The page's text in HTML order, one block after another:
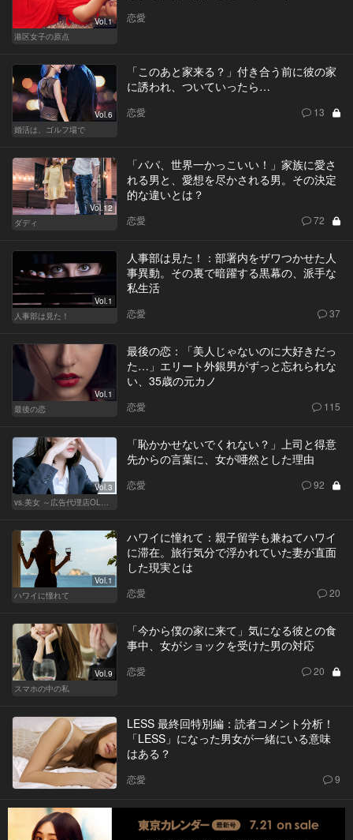
Vol.1
港区女子の原点
恋愛
Vol.6
婚活は、ゴルフ場で
「このあと家来る？」付き合う前に彼の家
に誘われ、ついていったら…
恋愛 13
Vol.12
ダディ
「パパ、世界一かっこいい！」家族に愛さ
れる男と、愛想を尽かされる男。その決定
的な違いとは？
恋愛 72
Vol.1
人事部は見た！
人事部は見た！：部署内をザワつかせた人
事異動。その裏で暗躍する黒幕の、派手な
私生活
恋愛 37
Vol.1
最後の恋
最後の恋：「美人じゃないのに大好きだっ
た…」エリート外銀男がずっと忘れられな
い、35歳の元カノ
恋愛 115
Vol.3
「恥かかせないでくれない？」上司と得意
先からの言葉に、女が唖然とした理由
恋愛 92
Vol.1
ハワイに憧れて
ハワイに憧れて：親子留学も兼ねてハワイ
に滞在。旅行気分で浮かれていた妻が直面
した現実とは
恋愛 20
Vol.9
スマホの中の私
「今から僕の家に来て」気になる彼との食
事中、女がショックを受けた男の対応
恋愛 20
LESS 最終回特別編：読者コメント分析！
「LESS」になった男女が一緒にいる意味
はある？
恋愛 9